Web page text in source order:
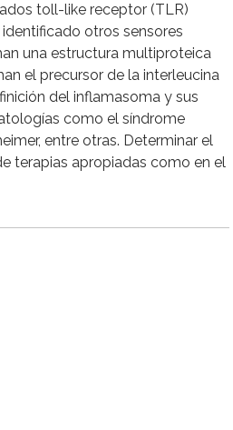
toll-like receptor (TLR)
otros sensores
una estructura multiproteica
el precursor de la interleucina
del inflamasoma y sus
como el síndrome
entre otras. Determinar el
terapias apropiadas como en el